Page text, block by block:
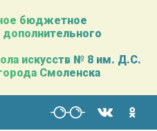
бюджетное
искусств № 8 им. Д.С.
Смоленска